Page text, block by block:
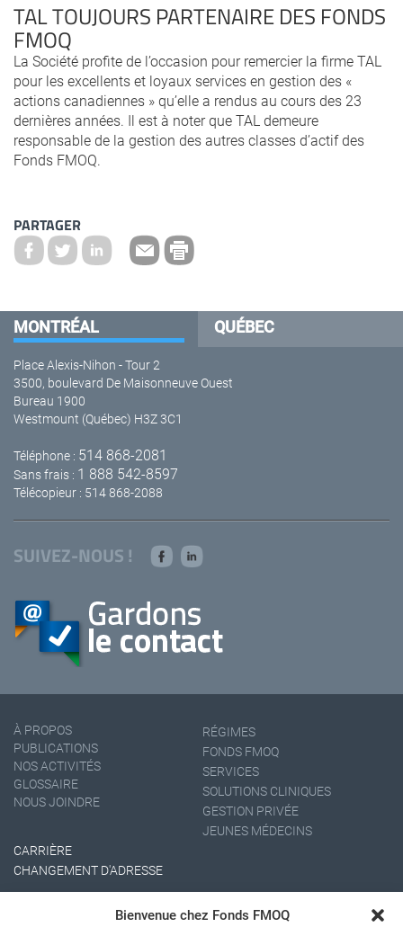
Bienvenue chez Fonds FMOQ
TAL TOUJOURS PARTENAIRE DES FONDS
FMOQ
La Société profite de l’occasion pour remercier la firme TAL
pour les excellents et loyaux services en gestion des «
actions canadiennes » qu’elle a rendus au cours des 23
dernières années. Il est à noter que TAL demeure
responsable de la gestion des autres classes d’actif des
Fonds FMOQ.
PARTAGER
MONTRÉAL QUÉBEC
Place Alexis-Nihon - Tour 2
3500, boulevard De Maisonneuve Ouest
Bureau 1900
Westmount (Québec) H3Z 3C1
Téléphone : 514 868-2081
Sans frais : 1 888 542-8597
Télécopieur : 514 868-2088
SUIVEZ-NOUS !
À PROPOS
PUBLICATIONS
NOS ACTIVITÉS
GLOSSAIRE
NOUS JOINDRE
RÉGIMES
FONDS FMOQ
SERVICES
SOLUTIONS CLINIQUES
GESTION PRIVÉE
JEUNES MÉDECINS
CARRIÈRE
CHANGEMENT D'ADRESSE